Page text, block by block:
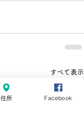
すべて表示
住所 Facebook